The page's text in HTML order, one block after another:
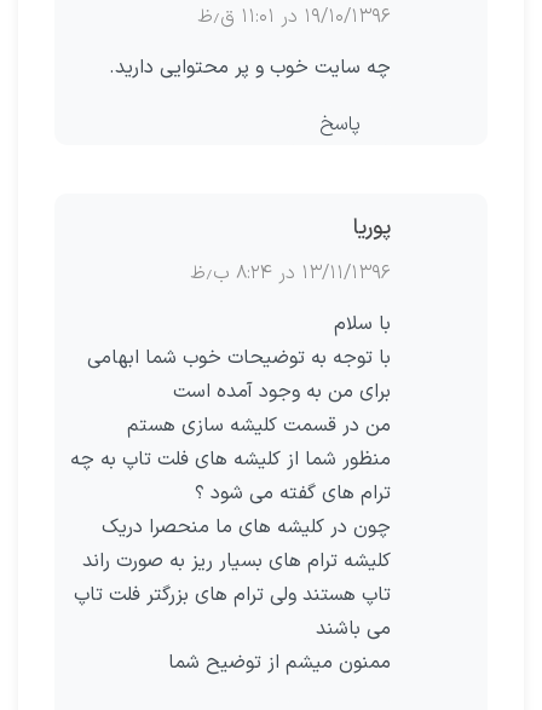
۱۹/۱۰/۱۳۹۶ در ۱۱:۰۱ ق٫ظ
چه سایت خوب و پر محتوایی دارید.
پاسخ
پوریا
۱۳/۱۱/۱۳۹۶ در ۸:۲۴ ب٫ظ
با سلام
با توجه به توضیحات خوب شما ابهامی
برای من به وجود آمده است
من در قسمت کلیشه سازی هستم
منظور شما از کلیشه های فلت تاپ به چه
ترام های گفته می شود ؟
چون در کلیشه های ما منحصرا دریک
کلیشه ترام های بسیار ریز به صورت راند
تاپ هستند ولی ترام های بزرگتر فلت تاپ
می باشند
ممنون میشم از توضیح شما